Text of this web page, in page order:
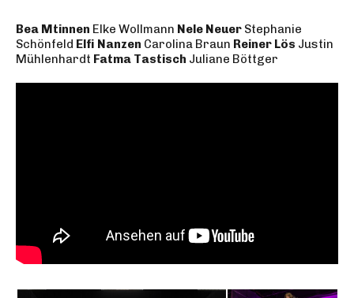
Bea Mtinnen Elke Wollmann Nele Neuer Stephanie
Schönfeld Elfi Nanzen Carolina Braun Reiner Lös Justin
Mühlenhardt Fatma Tastisch Juliane Böttger